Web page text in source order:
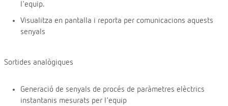
l'equip.
Visualitza en pantalla i reporta per comunicacions aquests
senyals
Sortides analògiques
Generació de senyals de procés de paràmetres elèctrics
instantanis mesurats per l'equip